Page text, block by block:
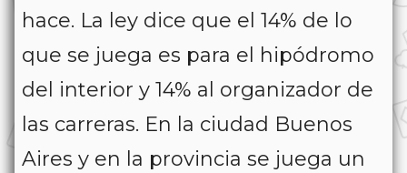
hace. La ley dice que el 14% de lo
que se juega es para el hipódromo
del interior y 14% al organizador de
las carreras. En la ciudad Buenos
Aires y en la provincia se juega un